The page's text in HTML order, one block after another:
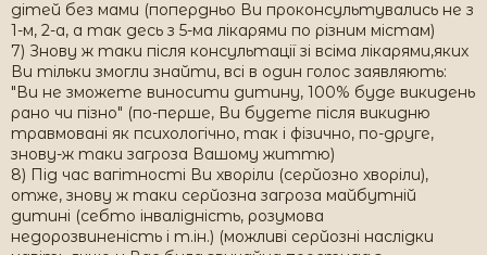
дітей без мами (попердньо Ви проконсультувались не з
1-м, 2-а, а так десь з 5-ма лікарями по різним містам)
7) Знову ж таки після консультації зі всіма лікарями,яких
Ви тільки змогли знайти, всі в один голос заявляють:
"Ви не зможете виносити дитину, 100% буде викидень
рано чи пізно" (по-перше, Ви будете після викидню
травмовані як психологічно, так і фізично, по-друге,
знову-ж таки загроза Вашому життю)
8) Під час вагітності Ви хворіли (серйозно хворіли),
отже, знову ж таки серйозна загроза майбутній
дитині (себто інвалідність, розумова
недорозвиненість і т.ін.) (можливі серйозні наслідки